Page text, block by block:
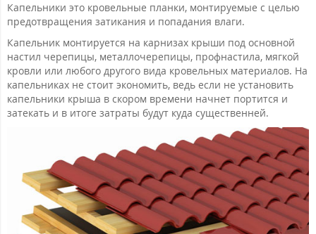
Капельники это кровельные планки, монтируемые с целью
предотвращения затикания и попадания влаги.
Капельник монтируется на карнизах крыши под основной
настил черепицы, металлочерепицы, профнастила, мягкой
кровли или любого другого вида кровельных материалов. На
капельниках не стоит экономить, ведь если не установить
капельники крыша в скором времени начнет портится и
затекать и в итоге затраты будут куда существенней.